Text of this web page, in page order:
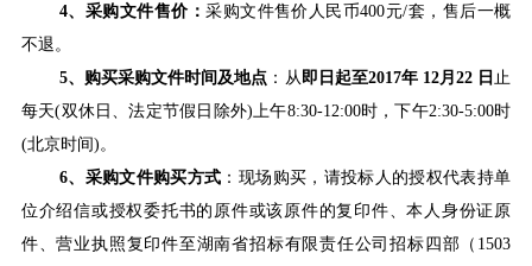
4、采购文件售价：采购文件售价人民币400元/套，售后一概
不退。
5、购买采购文件时间及地点 ： 从即日起至2017年 12月22 日 止
每天(双休日、法定节假日除外)上午8:30-12:00时，下午2:30-5:00时
(北京时间)。
6、采购文件购买方式 ： 现场购买，请投标人的授权代表持单
位介绍信或授权委托书的原件或该原件的复印件、本人身份证原
件、营业执照复印件至 湖南省招标有限责任公司招标四部（1503